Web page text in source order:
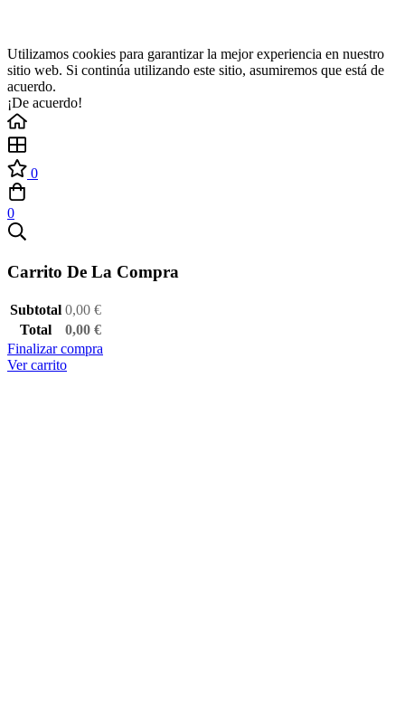
Utilizamos cookies para garantizar la mejor experiencia en nuestro
sitio web. Si continúa utilizando este sitio, asumiremos que está de
acuerdo.
¡De acuerdo!
0
0
Carrito De La Compra
Subtotal 0,00 €
Total
0,00 €
Finalizar compra
Ver carrito